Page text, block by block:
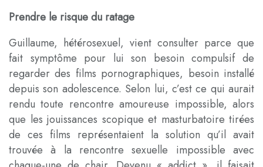
Prendre le risque du ratage
Guillaume, hétérosexuel, vient consulter parce que
fait symptôme pour lui son besoin compulsif de
regarder des films pornographiques, besoin installé
depuis son adolescence. Selon lui, c’est ce qui aurait
rendu toute rencontre amoureuse impossible, alors
que les jouissances scopique et masturbatoire tirées
de ces films représentaient la solution qu’il avait
trouvée à la rencontre sexuelle impossible avec